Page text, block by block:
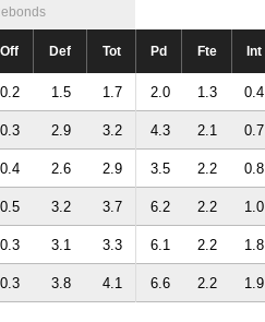
Off Def Tot Pd Fte Int
0.2 1.5 1.7 2.0 1.3 0.4
0.3 2.9 3.2 4.3 2.1 0.7
0.4 2.6 2.9 3.5 2.2 0.8
0.5 3.2 3.7 6.2 2.2 1.0
0.3 3.1 3.3 6.1 2.2 1.8
0.3 3.8 4.1 6.6 2.2 1.9